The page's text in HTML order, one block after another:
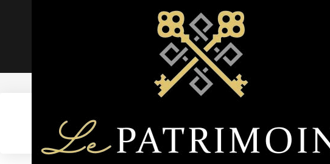
Fonds de commerce Equipement
Type de transaction Localisation Type de